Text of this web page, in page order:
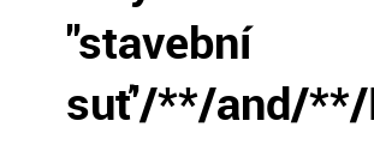
"stavební
suť'/**/and/**/